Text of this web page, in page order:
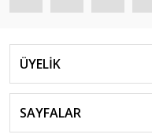
ÜYELİK
SAYFALAR